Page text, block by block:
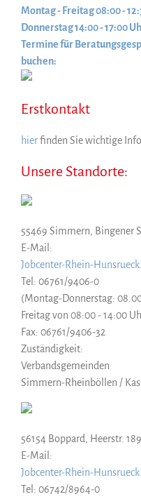
Montag - Freitag 08:00 -
Donnerstag 14:00 - 17:00
Termine für
buchen:
Erstkontakt
hierfinden Sie wichtige
Unsere Standorte:
55469 Simmern, Bingener
E-Mail:
Jobcenter-Rhein-
Tel: 06761/9406-0
(Montag-Donnerstag:
Freitag von 08:00 - 14:00
Fax: 06761/9406-32
Zuständigkeit:
Verbandsgemeinden
Simmern-Rheinböllen /
56154 Boppard, Heerstr. 189
E-Mail:
Jobcenter-Rhein-
Tel: 06742/8964-0